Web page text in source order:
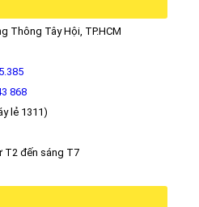
Thông Tây Hội, TP.HCM
868
lẻ 1311)
T2 đến sáng T7